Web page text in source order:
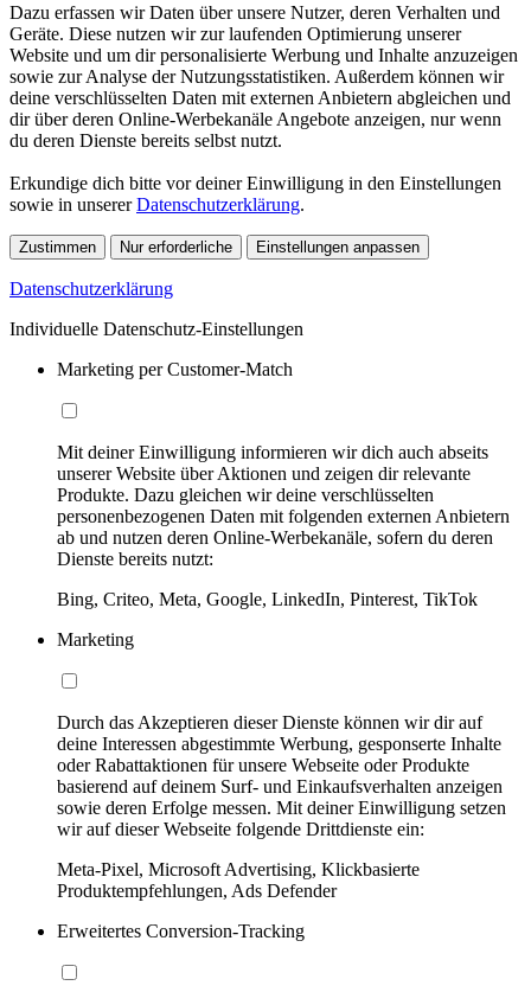
Dazu erfassen wir Daten über unsere Nutzer, deren Verhalten und
Geräte. Diese nutzen wir zur laufenden Optimierung unserer
Website und um dir personalisierte Werbung und Inhalte anzuzeigen
sowie zur Analyse der Nutzungsstatistiken. Außerdem können wir
deine verschlüsselten Daten mit externen Anbietern abgleichen und
dir über deren Online-Werbekanäle Angebote anzeigen, nur wenn
du deren Dienste bereits selbst nutzt.
Erkundige dich bitte vor deiner Einwilligung in den Einstellungen
sowie in unsererDatenschutzerklärung.
Zustimmen Nur erforderliche Einstellungen anpassen
Datenschutzerklärung
Individuelle Datenschutz-Einstellungen
Marketing per Customer-Match
Mit deiner Einwilligung informieren wir dich auch abseits
unserer Website über Aktionen und zeigen dir relevante
Produkte. Dazu gleichen wir deine verschlüsselten
personenbezogenen Daten mit folgenden externen Anbietern
ab und nutzen deren Online-Werbekanäle, sofern du deren
Dienste bereits nutzt:
Bing, Criteo, Meta, Google, LinkedIn, Pinterest, TikTok
Marketing
Durch das Akzeptieren dieser Dienste können wir dir auf
deine Interessen abgestimmte Werbung, gesponserte Inhalte
oder Rabattaktionen für unsere Webseite oder Produkte
basierend auf deinem Surf- und Einkaufsverhalten anzeigen
sowie deren Erfolge messen. Mit deiner Einwilligung setzen
wir auf dieser Webseite folgende Drittdienste ein:
Meta-Pixel, Microsoft Advertising, Klickbasierte
Produktempfehlungen, Ads Defender
Erweitertes Conversion-Tracking